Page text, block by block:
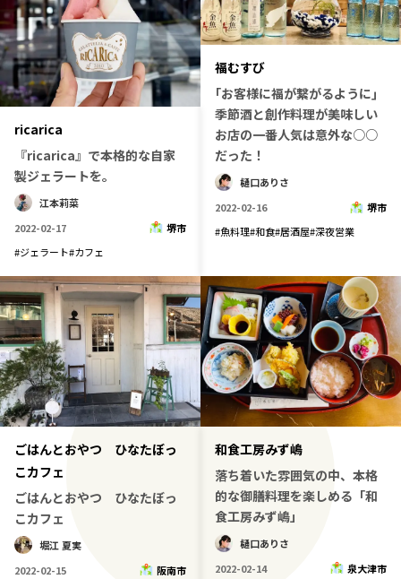
ricarica
『ricarica』で本格的な自家
製ジェラートを。
江本莉菜
2022-02-17
堺市
#ジェラート#カフェ
福むすび
｢お客様に福が繋がるように｣
季節酒と創作料理が美味しい
お店の一番人気は意外な○○
だった！
樋口ありさ
2022-02-16
堺市
#魚料理#和食#居酒屋#深夜営業
ごはんとおやつ ひなたぼっ
こカフェ
ごはんとおやつ ひなたぼっ
こカフェ
堀江 夏実
2022-02-15
阪南市
和食工房みず嶋
落ち着いた雰囲気の中、本格
的な御膳料理を楽しめる「和
食工房みず嶋」
樋口ありさ
2022-02-14
泉大津市